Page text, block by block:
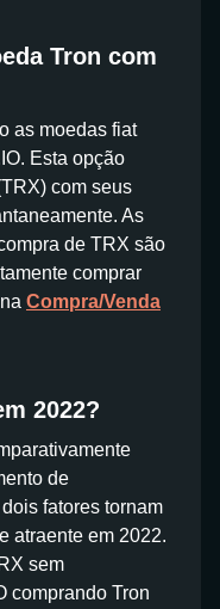
Tron com
as moedas fiat
Esta opção
com seus
As
de TRX são
comprar
Compra/Venda
2022?
de
fatores tornam
atraente em 2022.
sem
comprando Tron